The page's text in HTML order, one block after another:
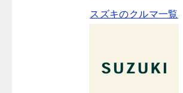
スズキのクルマ一覧